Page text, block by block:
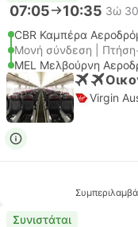
07:05 10:35 3ώ
CBR Καμπέρα
Μονή σύνδεση |
MEL Μελβούρνη
Virgin
Συνιστάται